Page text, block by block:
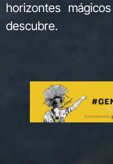
horizontes
descubre.